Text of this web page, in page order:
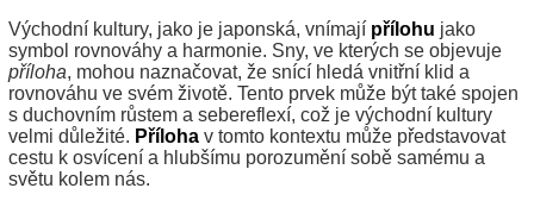
Východní kultury, jako je japonská, vnímají přílohu jako
symbol rovnováhy a harmonie. Sny, ve kterých se objevuje
příloha, mohou naznačovat, že snící hledá vnitřní klid a
rovnováhu ve svém životě. Tento prvek může být také spojen
s duchovním růstem a sebereflexí, což je východní kultury
velmi důležité. Příloha v tomto kontextu může představovat
cestu k osvícení a hlubšímu porozumění sobě samému a
světu kolem nás.